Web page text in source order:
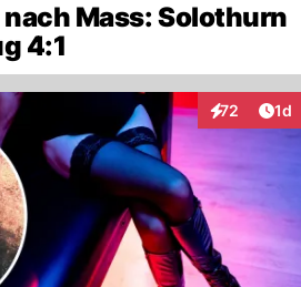
Mass: Solothurn
4:1
72 1d